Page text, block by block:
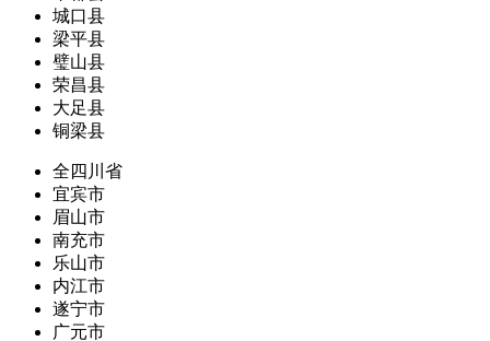
城口县
梁平县
璧山县
荣昌县
大足县
铜梁县
全四川省
宜宾市
眉山市
南充市
乐山市
内江市
遂宁市
广元市